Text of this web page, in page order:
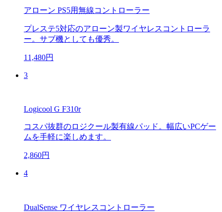
アローン PS5用無線コントローラー
プレステ5対応のアローン製ワイヤレスコントローラ
ー。サブ機としても優秀。
11,480円
3
Logicool G F310r
コスパ抜群のロジクール製有線パッド。幅広いPCゲー
ムを手軽に楽しめます。
2,860円
4
DualSense ワイヤレスコントローラー